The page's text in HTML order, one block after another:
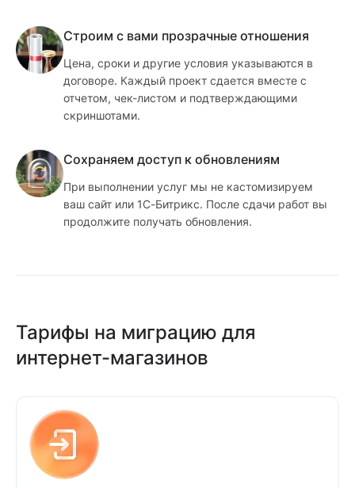
Строим с вами прозрачные отношения
Цена, сроки и другие условия указываются в
договоре. Каждый проект сдается вместе с
отчетом, чек-листом и подтверждающими
скриншотами.
Сохраняем доступ к обновлениям
При выполнении услуг мы не кастомизируем
ваш сайт или 1С-Битрикс. После сдачи работ вы
продолжите получать обновления.
Тарифы на миграцию для
интернет-магазинов